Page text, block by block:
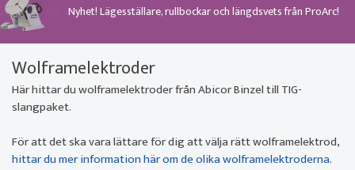
Klicka här för att se alla våra nuvarande kampanjer!
Här kan man hitta ett urval av verktyg för automation från ProArc!
Nyhet! Lägesställare, rullbockar och längdsvets från ProArc!
Nyhet! Tig-svets från Esab, Rogue ET 230iP AC/DC!
Nyhet! Tig-svets Minarc T 223 AC/DC från Kemppi!
Nyhet! Nya PAPR-enheten från ESAB EPR-X1.1!
Nyhet! MinarcMig 190 Auto och MinarcMig 220 Auto från Kemppi!
Wolframelektroder
Här hittar du wolframelektroder från Abicor Binzel till TIG-
slangpaket.
För att det ska vara lättare för dig att välja rätt wolframelektrod,
hittar du mer information här om de olika wolframelektroderna.